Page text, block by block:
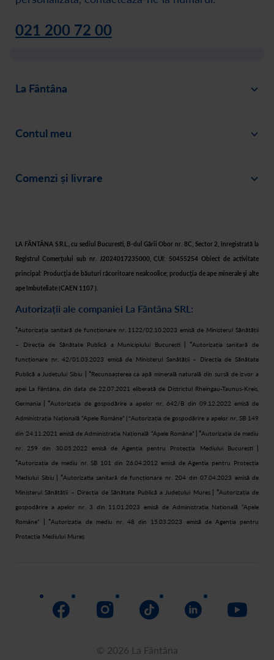
021 200 72 00
La Fântâna
Despre noi
Recomandă un prieten
Contul meu
Creează-ți cont
Comenzi și livrare
Retur
Cum cumpăr
LA FÂNTÂNA S.R.L., cu sediul Bucuresti, B-dul Gării Obor nr. 8C, Sector 2, înregistrată la
Registrul Comerţului sub nr. J2024017235000, CUI: 50455254 Obiect de activitate
principal: Producţia de băuturi răcoritoare nealcoolice; producţia de ape minerale şi alte
ape îmbuteliate (CAEN 1107 ).
Autorizații ale companiei La Fântâna SRL:
*Autorizația sanitară de funcționare nr. 1122/02.10.2023 emisă de Ministerul Sănătății
– Direcția de Sănătate Publică a Municipiului București
| *Autorizația sanitară de
funcționare nr. 42/01.03.2023 emisă de Ministerul Sanătății – Direcția de Sănătate
Publică a Județului Sibiu
| *Recunoașterea ca apă minerală naturală din sursă de izvor a
apei La Fântâna, din data de 22.07.2021 eliberată de Districtul Rheingau-Taunus-Kreis,
Germania
| *Autorizația de gospodărire a apelor nr. 642/B din 09.12.2022 emisă de
Administrația Națională “Apele Române” | *Autorizația de gospodărire a apelor nr. SB 149
din 24.11.2021 emisă de Administrația Națională “Apele Române” | *Autorizația de mediu
nr. 259 din 30.05.2022 emisă de Agenția pentru Protecția Mediului București
*Autorizația de mediu nr. SB 101 din 26.04.2012 emisă de Agenția pentru Protecția
Mediului Sibiu | *Autorizatia sanitară de funcționare nr. 204 din 07.04.2023 emisă de
Ministerul Sănătății – Direcția de Sănătate Publică a Județului Mureș| *Autorizația de
gospodărire a apelor nr. 3 din 11.01.2023 emisă de Administrația Națională “Apele
Române”
| *Autorizația de mediu nr. 48 din 15.03.2023 emisă de Agenția pentru
Protecția Mediului Mureș
© 2026 La Fântâna